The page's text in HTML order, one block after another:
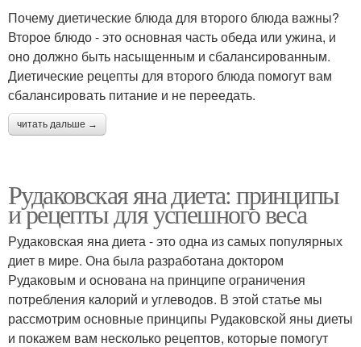
Почему диетические блюда для второго блюда важны?
Второе блюдо - это основная часть обеда или ужина, и
оно должно быть насыщенным и сбалансированным.
Диетические рецепты для второго блюда помогут вам
сбалансировать питание и не переедать.
читать дальше →
Рудаковская яна диета: принципы
и рецепты для успешного веса
Рудаковская яна диета - это одна из самых популярных
диет в мире. Она была разработана доктором
Рудаковым и основана на принципе ограничения
потребления калорий и углеводов. В этой статье мы
рассмотрим основные принципы Рудаковской яны диеты
и покажем вам несколько рецептов, которые помогут